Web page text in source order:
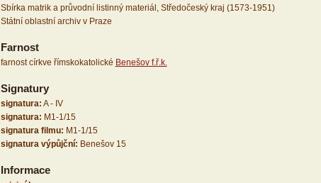
Sbírka matrik a průvodní listinný materiál, Středočeský kraj (1573-1951)
Státní oblastní archiv v Praze
Farnost
farnost církve římskokatolické Benešov f.ř.k.
Signatury
signatura: A - IV
signatura: M1-1/15
signatura filmu: M1-1/15
signatura výpůjční: Benešov 15
Informace